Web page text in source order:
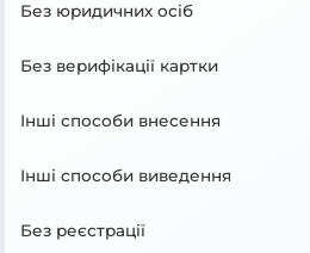
Без юридичних осіб
Без верифікації картки
Інші способи внесення
Інші способи виведення
Без реєстрації